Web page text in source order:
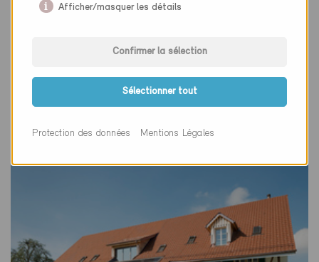
Rüti ZH 8630
Nouvelle construction, Habitat individuel
ZH-5881
Afficher/masquer les détails
Confirmer la sélection
Sélectionner tout
Protection des données Mentions Légales